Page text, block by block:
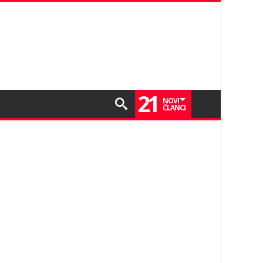
21 NOVI
ČLANCI